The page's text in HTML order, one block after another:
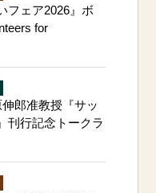
フェア2026』ボ
for
伸郎准教授『サッ
刊行記念トークラ